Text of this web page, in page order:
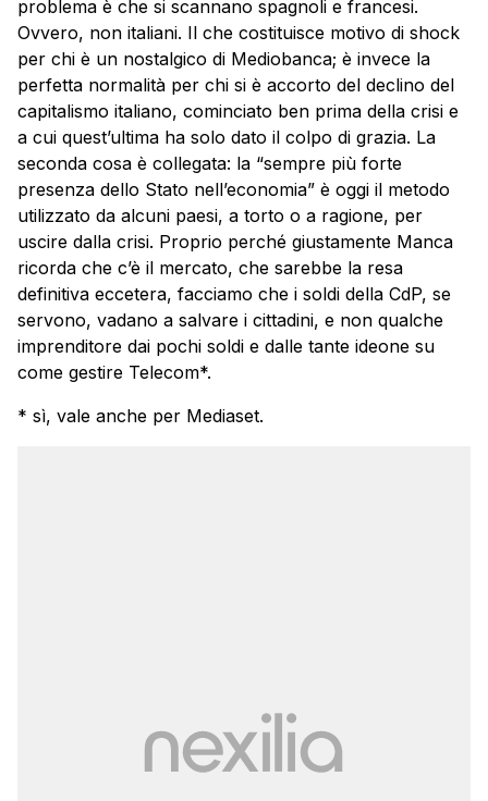
problema è che si scannano spagnoli e francesi.
Ovvero, non italiani. Il che costituisce motivo di shock
per chi è un nostalgico di Mediobanca; è invece la
perfetta normalità per chi si è accorto del declino del
capitalismo italiano, cominciato ben prima della crisi e
a cui quest’ultima ha solo dato il colpo di grazia. La
seconda cosa è collegata: la “sempre più forte
presenza dello Stato nell’economia” è oggi il metodo
utilizzato da alcuni paesi, a torto o a ragione, per
uscire dalla crisi. Proprio perché giustamente Manca
ricorda che c’è il mercato, che sarebbe la resa
definitiva eccetera, facciamo che i soldi della CdP, se
servono, vadano a salvare i cittadini, e non qualche
imprenditore dai pochi soldi e dalle tante ideone su
come gestire Telecom*.
* sì, vale anche per Mediaset.